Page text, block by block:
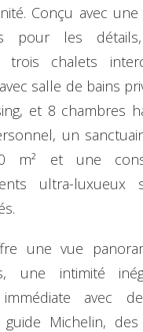
Conçu avec
pour les
trois chalets
salle de bains
et 8 chambres
un
m² et une
ultra-luxueux
une vue
une intimité
avec
Michelin,